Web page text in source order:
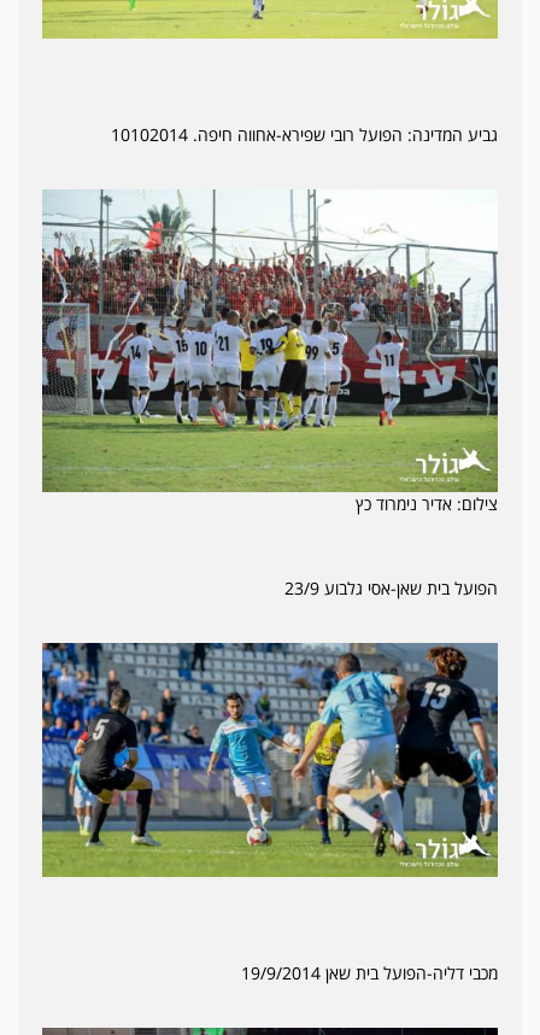
גביע המדינה: הפועל רובי שפירא-אחווה חיפה. 10102014
צילום: אדיר נימרוד כץ
הפועל בית שאן-אסי גלבוע 23/9
מכבי דליה-הפועל בית שאן 19/9/2014